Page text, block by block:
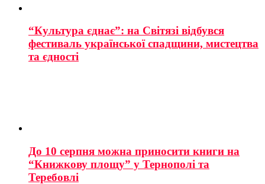
“Культура єднає”: на Світязі відбувся
фестиваль української спадщини, мистецтва
та єдності
До 10 серпня можна приносити книги на
“Книжкову площу” у Тернополі та
Теребовлі